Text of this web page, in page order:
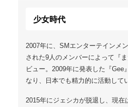
少女時代
2007年に、SMエンターテインメ
された9人のメンバーによって『
ビュー。2009年に発表した『Gee
なり、日本でも精力的に活動して
2015年にジェシカが脱退し、現在